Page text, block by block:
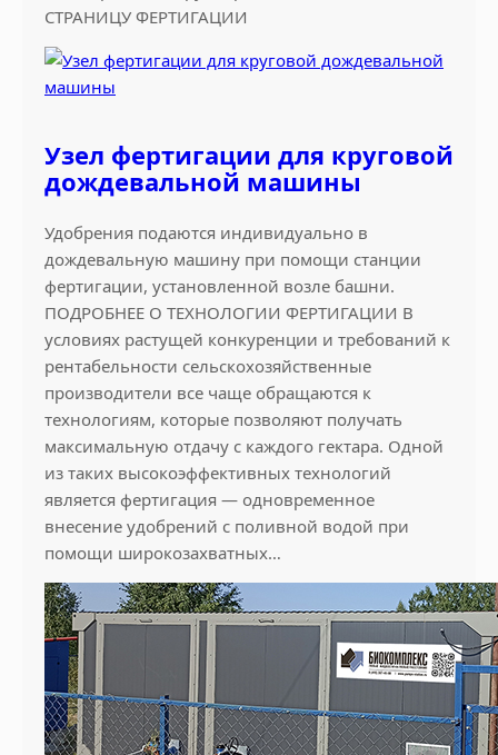
СТРАНИЦУ ФЕРТИГАЦИИ
Узел фертигации для круговой
дождевальной машины
Удобрения подаются индивидуально в
дождевальную машину при помощи станции
фертигации, установленной возле башни.
ПОДРОБНЕЕ О ТЕХНОЛОГИИ ФЕРТИГАЦИИ В
условиях растущей конкуренции и требований к
рентабельности сельскохозяйственные
производители все чаще обращаются к
технологиям, которые позволяют получать
максимальную отдачу с каждого гектара. Одной
из таких высокоэффективных технологий
является фертигация — одновременное
внесение удобрений с поливной водой при
помощи широкозахватных…